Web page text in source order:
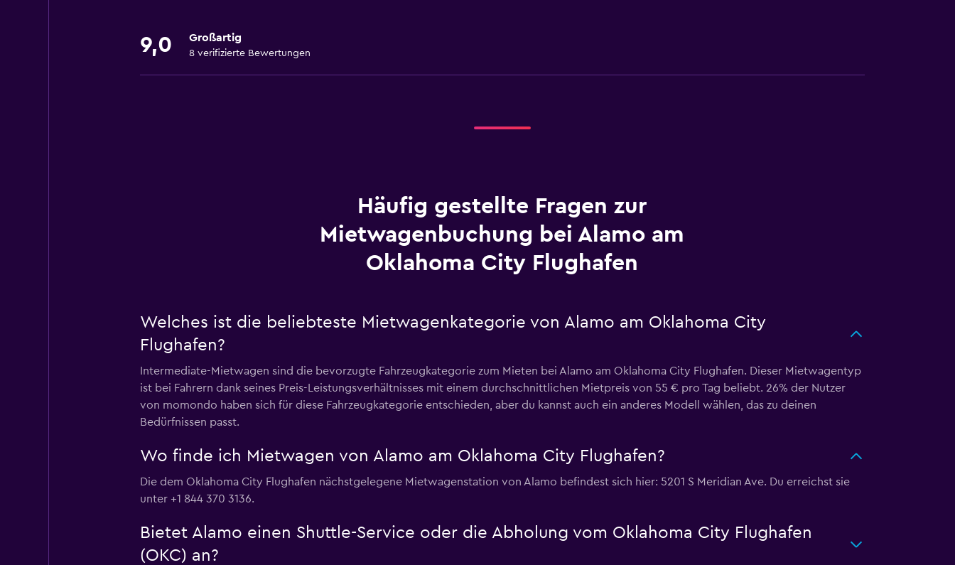
9,0 Großartig
8 verifizierte Bewertungen
Häufig gestellte Fragen zur
Mietwagenbuchung bei Alamo am
Oklahoma City Flughafen
Welches ist die beliebteste Mietwagenkategorie von Alamo am Oklahoma City
Flughafen?
Intermediate-Mietwagen sind die bevorzugte Fahrzeugkategorie zum Mieten bei Alamo am Oklahoma City Flughafen. Dieser Mietwagentyp
ist bei Fahrern dank seines Preis-Leistungsverhältnisses mit einem durchschnittlichen Mietpreis von 55 € pro Tag beliebt. 26% der Nutzer
von momondo haben sich für diese Fahrzeugkategorie entschieden, aber du kannst auch ein anderes Modell wählen, das zu deinen
Bedürfnissen passt.
Wo finde ich Mietwagen von Alamo am Oklahoma City Flughafen?
Die dem Oklahoma City Flughafen nächstgelegene Mietwagenstation von Alamo befindest sich hier: 5201 S Meridian Ave. Du erreichst sie
unter +1 844 370 3136.
Bietet Alamo einen Shuttle-Service oder die Abholung vom Oklahoma City Flughafen
(OKC) an?